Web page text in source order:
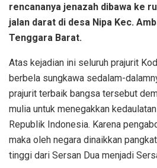
rencananya jenazah dibawa ke
jalan darat di desa Nipa Kec.
Tenggara Barat.
Atas kejadian ini seluruh prajurit
berbela sungkawa sedalam-
prajurit terbaik bangsa tersebut
mulia untuk menegakkan
Republik Indonesia. Karena
maka oleh negara dinaikkan
tinggi dari Sersan Dua menjadi